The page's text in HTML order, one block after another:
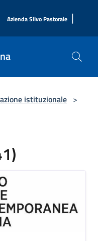
Azienda Silvo Pastorale |
istituzionale >